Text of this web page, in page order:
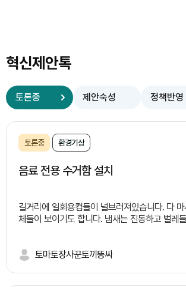
혁신제안톡
토론중 제안숙성 정책반영
토론중 환경기상
음료 전용 수거함 설치
길거리에 일회용컵들이 널브러져있습니다. 다
체들이 보이기도 합니다. 냄새는 진동하고 벌레
는 길거리 쓰레기통 부족과 액체 쓰레기 처리에
토마토장사꾼토끼똥싸